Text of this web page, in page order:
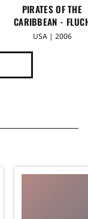
PIRATES OF THE
CARIBBEAN -
DER KARIBIK 2
USA | 2006